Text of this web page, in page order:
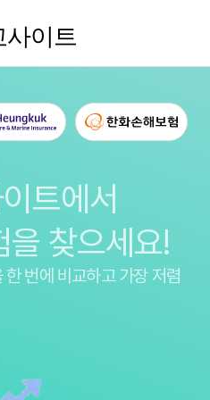
사이트
트에서
을 찾으세요!
한 번에 비교하고 가장 저렴